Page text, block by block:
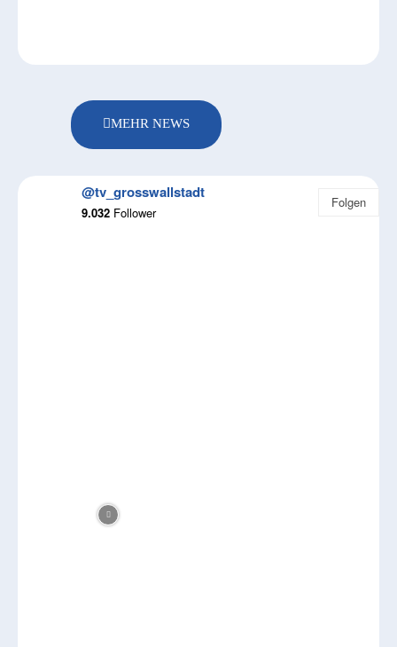
MEHR NEWS
@tv_grosswallstadt
9.032 Follower
Folgen